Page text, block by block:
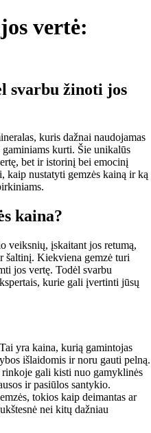
vertė:
svarbu žinoti jos
kuris dažnai naudojamas
kurti. Šie unikalūs
bet ir istorinį bei emocinį
kaip nustatyti gemzės kainą ir ką
kaina?
veiksnių, įskaitant jos retumą,
šaltinį. Kiekviena gemzė turi
jos vertę. Todėl svarbu
kurie gali įvertinti jūsų
yra kaina, kurią gamintojas
išlaidomis ir noru gauti pelną.
rinkoje gali kisti nuo gamyklinės
ir pasiūlos santykio.
tokios kaip deimantas ar
nei kitų dažniau